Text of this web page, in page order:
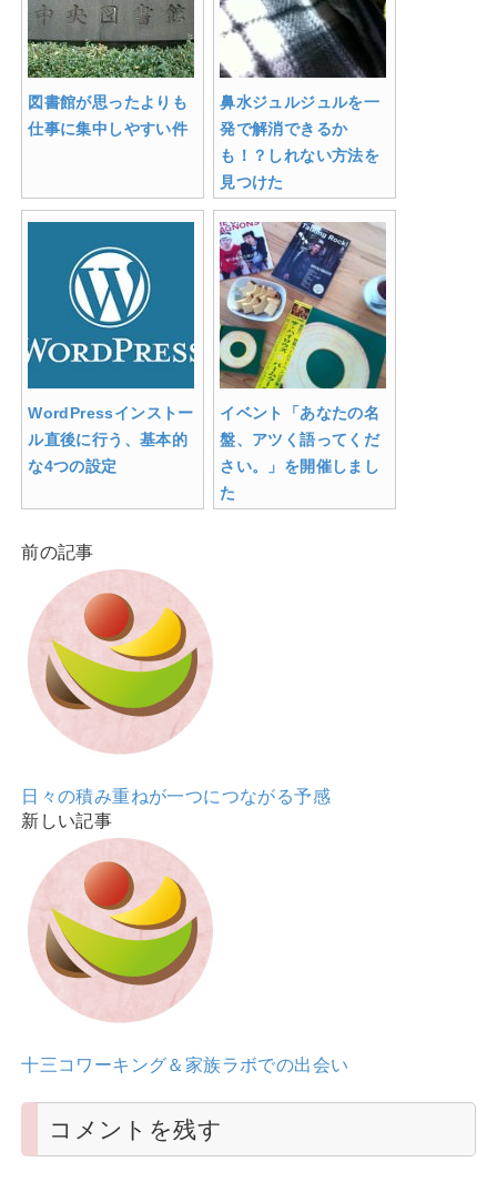
図書館が思ったよりも
仕事に集中しやすい件
鼻水ジュルジュルを一
発で解消できるか
も！？しれない方法を
見つけた
WordPressインストー
ル直後に行う、基本的
な4つの設定
イベント「あなたの名
盤、アツく語ってくだ
さい。」を開催しまし
た
前の記事
日々の積み重ねが一つにつながる予感
新しい記事
十三コワーキング＆家族ラボでの出会い
コメントを残す